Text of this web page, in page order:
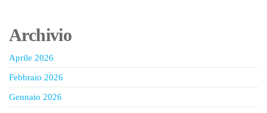
Archivio
Aprile 2026
Febbraio 2026
Gennaio 2026